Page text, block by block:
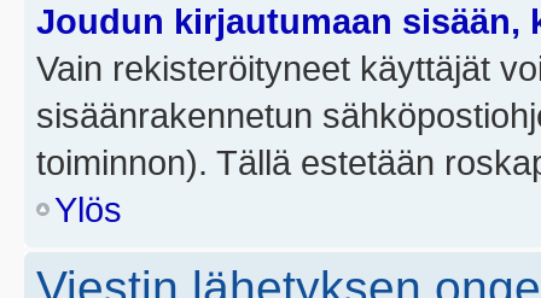
Joudun kirjautumaan sisään,
Vain rekisteröityneet käyttäjät
sisäänrakennetun
toiminnon). Tällä estetään
Ylös